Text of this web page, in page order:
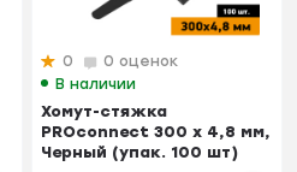
0
0 оценок
В наличии
Хомут-стяжка
PROconnect 300 x 4,8 мм,
Черный (упак. 100 шт)